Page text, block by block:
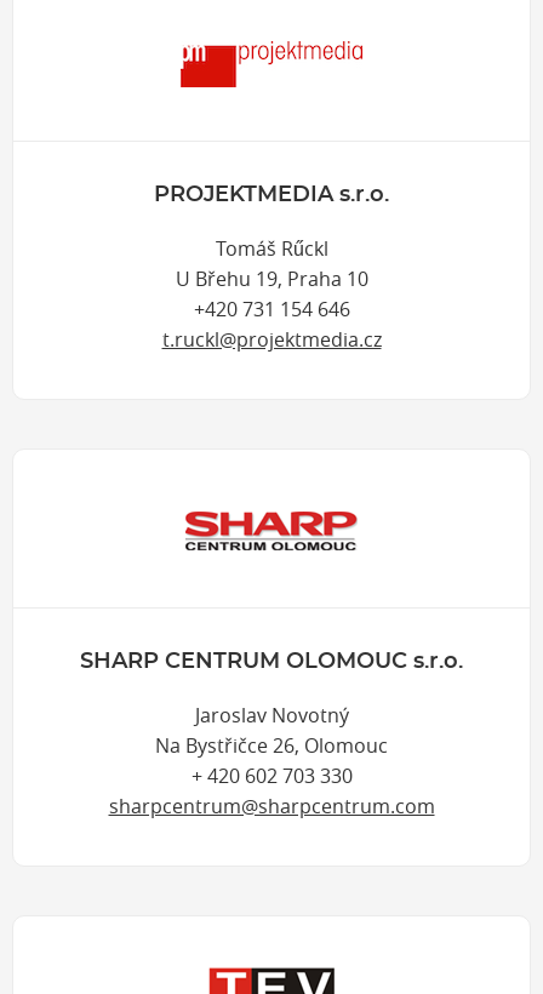
PROJEKTMEDIA s.r.o.
Tomáš Rűckl
U Břehu 19, Praha 10
+420 731 154 646
t.ruckl@projektmedia.cz
SHARP CENTRUM OLOMOUC s.r.o.
Jaroslav Novotný
Na Bystřičce 26, Olomouc
+ 420 602 703 330
sharpcentrum@sharpcentrum.com